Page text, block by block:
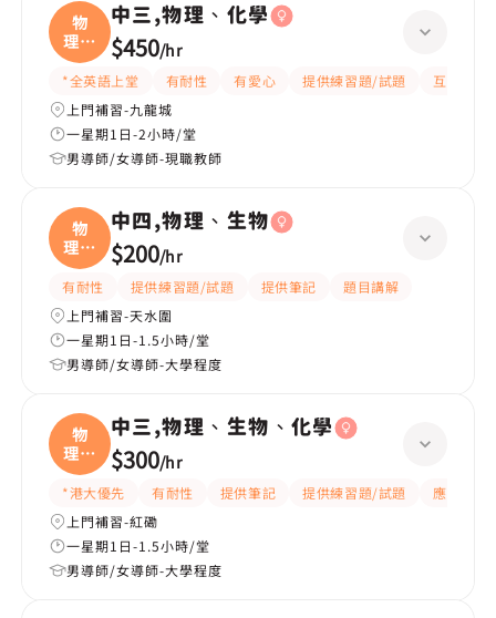
物
理、
化學
中三,物理、化學
$450/hr
*全英語上堂 有耐性 有愛心 提供練習題/試題
互動教學
上門補習-九龍城
一星期1日-2小時/堂
男導師/女導師-現職教師
物
理、
生物
中四,物理、生物
$200/hr
有耐性 提供練習題/試題 提供筆記
題目講解
上門補習-天水圍
一星期1日-1.5小時/堂
男導師/女導師-大學程度
物
理、
生物
中三,物理、生物、化學
$300/hr
*港大優先 有耐性 提供筆記 提供練習題/試題
應試策略
上門補習-紅磡
一星期1日-1.5小時/堂
男導師/女導師-大學程度